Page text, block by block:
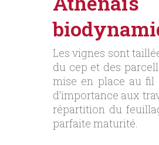
Les vignes sont
du cep et des
mise en place au fil
d’importance aux
répartition du
parfaite maturité.